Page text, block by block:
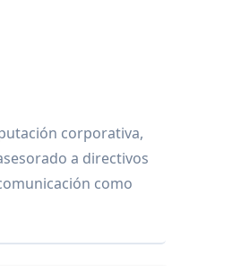
corporativa,
a directivos
como